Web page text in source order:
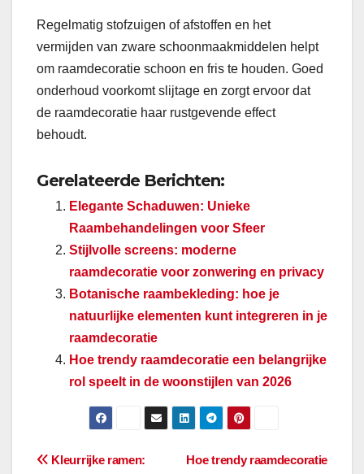
Regelmatig stofzuigen of afstoffen en het
vermijden van zware schoonmaakmiddelen helpt
om raamdecoratie schoon en fris te houden. Goed
onderhoud voorkomt slijtage en zorgt ervoor dat
de raamdecoratie haar rustgevende effect
behoudt.
Gerelateerde Berichten:
Elegante Schaduwen: Unieke
Raambehandelingen voor Sfeer
Stijlvolle screens: moderne
raamdecoratie voor zonwering en privacy
Botanische raambekleding: hoe je
natuurlijke elementen kunt integreren in je
raamdecoratie
Hoe trendy raamdecoratie een belangrijke
rol speelt in de woonstijlen van 2026
Bericht
Hoe trendy raamdecoratie
Kleurrijke ramen: